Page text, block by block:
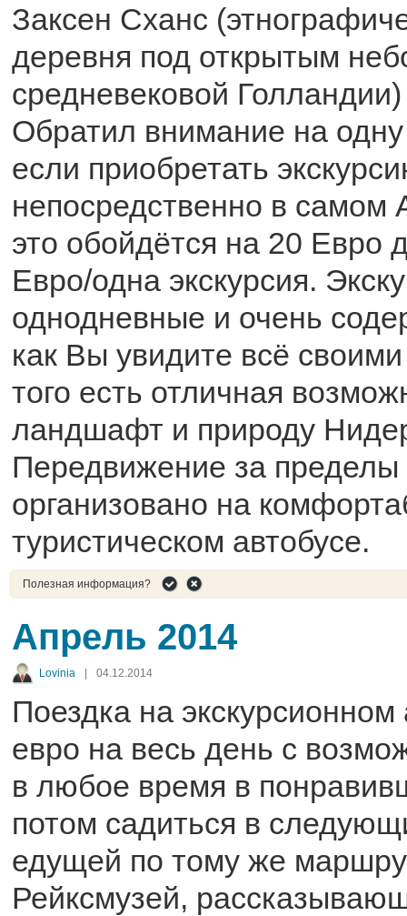
Заксен Сханс
деревня под открытым
средневековой
Обратил внимание на
если приобретать
непосредственно в самом
это обойдётся на 20 Евро
Евро/одна экскурсия.
однодневные и очень
как Вы увидите всё
того есть отличная
ландшафт и природу
Передвижение за
организовано на
туристическом автобусе.
Полезная информация?
Апрель 2014
Lovinia | 04.12.2014
Поездка на экскурсионном
евро на весь день с
в любое время в
потом садиться в
едущей по тому же
Рейксмузей,